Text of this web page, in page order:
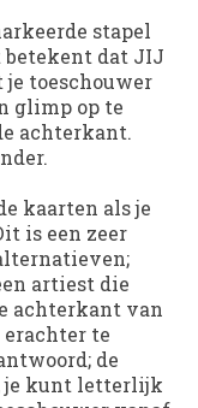
stapel
betekent dat JIJ
toeschouwer
​​glimp op te
achterkant.
kaarten als je
is een zeer
artiest die
achterkant van
te
de
je kunt letterlijk